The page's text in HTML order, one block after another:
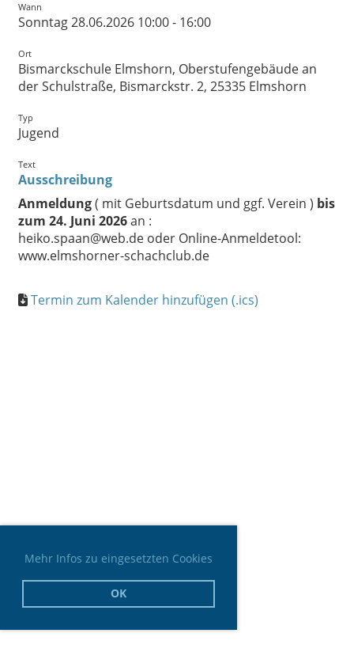
Mehr Infos zu eingesetzten Cookies
OK
Wann
Sonntag 28.06.2026 10:00 - 16:00
Ort
Bismarckschule Elmshorn, Oberstufengebäude an
der Schulstraße, Bismarckstr. 2, 25335 Elmshorn
Typ
Jugend
Text
Ausschreibung
Anmeldung( mit Geburtsdatum und ggf. Verein ) bis
zum 24. Juni 2026an :
heiko.spaan@web.de oder Online-Anmeldetool:
www.elmshorner-schachclub.de
Termin zum Kalender hinzufügen (.ics)